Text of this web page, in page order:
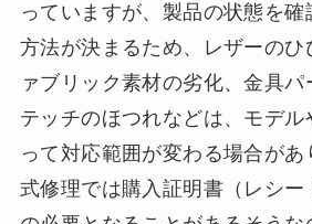
っていますが、製品の状態を
方法が決まるため、レザーのひ
ァブリック素材の劣化、金具パ
テッチのほつれなどは、モデル
って対応範囲が変わる場合があ
式修理では購入証明書（レシー